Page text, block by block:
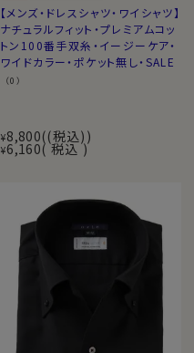
【メンズ・ドレスシャツ・ワイシャツ】
ナチュラルフィット・プレミアムコッ
トン100番手双糸・イージーケア・
ワイドカラー・ポケット無し・SALE
（0）
¥8,800 (税込)
¥6,160 税込